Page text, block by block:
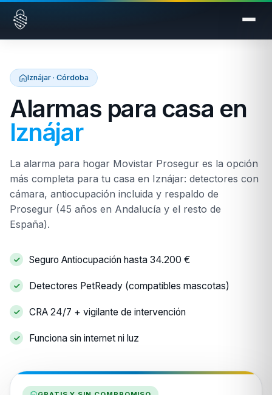
Saltar al contenido
Iznájar · Córdoba
Alarmas para casa en
Iznájar
La alarma para hogar Movistar Prosegur es la opción
más completa para tu casa en Iznájar: detectores con
cámara, antiocupación incluida y respaldo de
Prosegur (45 años en Andalucía y el resto de
España).
Seguro Antiocupación hasta 34.200 €
Detectores PetReady (compatibles mascotas)
CRA 24/7 + vigilante de intervención
Funciona sin internet ni luz